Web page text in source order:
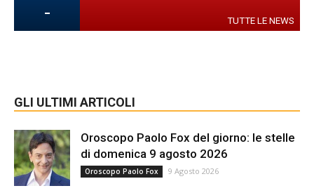
- TUTTE LE NEWS
GLI ULTIMI ARTICOLI
Oroscopo Paolo Fox del giorno: le stelle
di domenica 9 agosto 2026
Oroscopo Paolo Fox 9 Agosto 2026